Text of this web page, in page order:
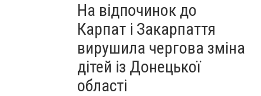
На відпочинок до
Карпат і Закарпаття
вирушила чергова зміна
дітей із Донецької
області